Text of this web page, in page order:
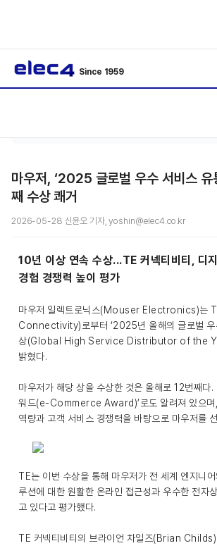
Since 1959
마우저, ‘2025 글로벌 우수 서비스 유
째 수상 쾌거
2026-05-28 신윤오 기자, yoshin@elec4.co.kr
10년 이상 연속 수상...TE 커넥티비티, 디
경험 경쟁력 높이 평가
마우저 일렉트로닉스(Mouser Electronics)는
Connectivity)로부터 ‘2025년 올해의 글로벌 우
상(Global High Service Distributor of the
밝혔다.
마우저가 해당 상을 수상한 것은 올해로 12번째다.
워드(e-Commerce Award)’로도 알려져 있으며
역량과 고객 서비스 경쟁력을 바탕으로 마우저를
TE는 이번 수상을 통해 마우저가 전 세계 엔지니
루션에 대한 원활한 온라인 접근성과 우수한 전자
고 있다고 평가했다.
TE 커넥티비티의 브라이언 차일즈(Brian Childs)